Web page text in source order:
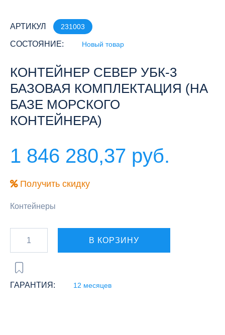
АРТИКУЛ 231003
СОСТОЯНИЕ: Новый товар
КОНТЕЙНЕР СЕВЕР УБК-3
БАЗОВАЯ КОМПЛЕКТАЦИЯ (НА
БАЗЕ МОРСКОГО
КОНТЕЙНЕРА)
1 846 280,37 руб.
Получить скидку
Контейнеры
В КОРЗИНУ
ГАРАНТИЯ: 12 месяцев